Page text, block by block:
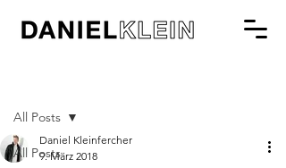
All Posts
All Posts
Daniel Kleinfercher
9. März 2018